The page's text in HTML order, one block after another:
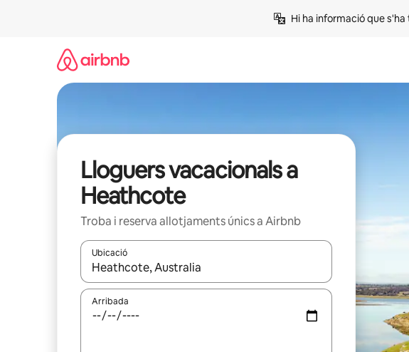
Hi ha informació que
Lloguers vacacionals a
Heathcote
Troba i reserva allotjaments únics a Airbnb
Ubicació
Quan els resultats estiguin disponibles, podràs navegar-hi a través
Arribada